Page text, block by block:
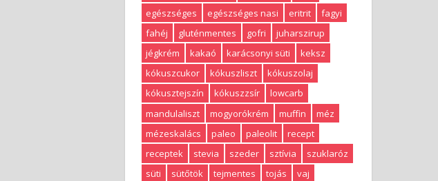
egészséges
egészséges nasi eritrit
fagyi
fahéj
gluténmentes gofri
juharszirup
jégkrém
kakaó karácsonyi süti
keksz
kókuszcukor
kókuszliszt
kókuszolaj
kókusztejszín
kókuszzsír
lowcarb
mandulaliszt
mogyorókrém muffin
méz
mézeskalács
paleo paleolit
recept
receptek
stevia szeder sztívia
szuklaróz
süti
sütőtök tejmentes tojás
vaj